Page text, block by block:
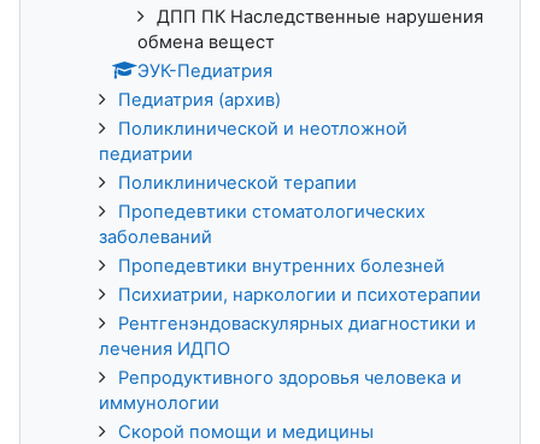
ДПП ПК Наследственные нарушения
обмена вещест
ЭУК-Педиатрия
Педиатрия (архив)
Поликлинической и неотложной
педиатрии
Поликлинической терапии
Пропедевтики стоматологических
заболеваний
Пропедевтики внутренних болезней
Психиатрии, наркологии и психотерапии
Рентгенэндоваскулярных диагностики и
лечения ИДПО
Репродуктивного здоровья человека и
иммунологии
Скорой помощи и медицины